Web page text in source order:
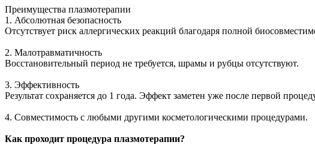
Преимущества плазмотерапии
1. Абсолютная безопасность
Отсутствует риск аллергических реакций благодаря полной
2. Малотравматичность
Восстановительный период не требуется, шрамы и рубцы отсутствуют.
3. Эффективность
Результат сохраняется до 1 года. Эффект заметен уже после первой
4. Совместимость с любыми другими косметологическими процедурами.
Как проходит процедура плазмотерапии?